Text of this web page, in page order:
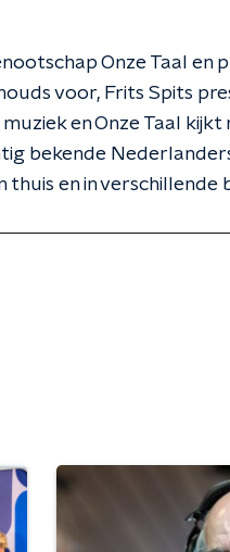
Onze Taal
voor, Frits Spits
en Onze Taal kijkt
bekende
thuis en in verschillende